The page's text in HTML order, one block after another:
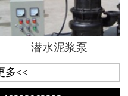
潜水泥浆泵
多<<